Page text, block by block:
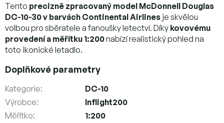
Tento precizně zpracovaný model McDonnell Douglas
DC-10-30 v barvách Continental Airlines je skvělou
volbou pro sběratele a fanoušky letectví. Díky kovovému
provedení a měřítku 1:200nabízí realistický pohled na
toto ikonické letadlo.
Doplňkové parametry
Kategorie:
DC-10
Výrobce:
Inflight200
Měřítko:
1:200